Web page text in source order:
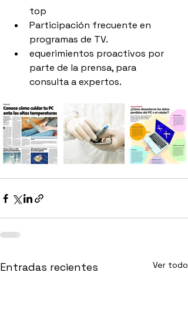
top
Participación frecuente en
programas de TV.
equerimientos proactivos por
parte de la prensa, para
consulta a expertos.
Entradas recientes Ver todo